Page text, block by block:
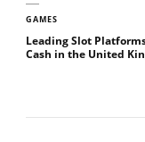
GAMES
Leading Slot
Cash in the United